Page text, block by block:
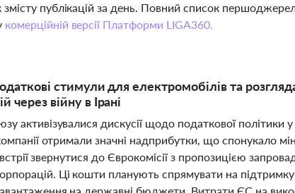
публікацій за день. Повний список
комерційній версії Платформи LIGA360.
стимули для електромобілів та
війну в Ірані
активізувалися дискусії щодо податкової політики
отримали значні надприбутки, що спонукало
звернутися до Єврокомісії з пропозицією
Ці кошти планують спрямувати на